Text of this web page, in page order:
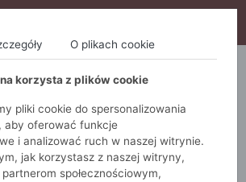
15% ZA 3SZT (KOD: S15)
QUIOSQUE
O plikach cookie
korzysta z plików cookie
pliki cookie do spersonalizowania
aby oferować funkcje
i analizować ruch w naszej witrynie.
jak korzystasz z naszej witryny,
społecznościowym,